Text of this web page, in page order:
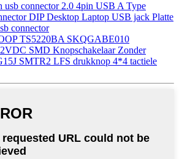
usb connector 2.0 4pin USB A Type
DIP Desktop Laptop USB jack Platte
connector
TS5220BA SKQGABE010
SMD Knopschakelaar Zonder
SMTR2 LFS drukknop 4*4 tactiele